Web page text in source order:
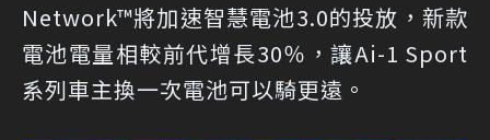
Network™將加速智慧電池3.0的投放，新款
電池電量相較前代增長30％，讓Ai-1 Sport
系列車主換一次電池可以騎更遠。